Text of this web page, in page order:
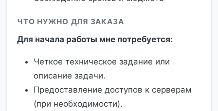
ЧТО НУЖНО ДЛЯ ЗАКАЗА
Для начала работы мне потребуется:
Четкое техническое задание или
описание задачи.
Предоставление доступов к серверам
(при необходимости).